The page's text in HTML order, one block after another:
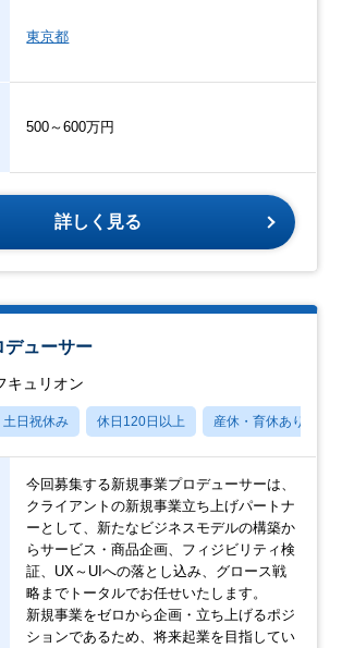
東京都
500～600万円
詳しく見る
デューサー
キュリオン
土日祝休み 休日120日以上 産休・育休あり
今回募集する新規事業プロデューサーは、
クライアントの新規事業立ち上げパートナ
ーとして、新たなビジネスモデルの構築か
らサービス・商品企画、フィジビリティ検
証、UX～UIへの落とし込み、グロース戦
略までトータルでお任せいたします。
新規事業をゼロから企画・立ち上げるポジ
ションであるため、将来起業を目指してい